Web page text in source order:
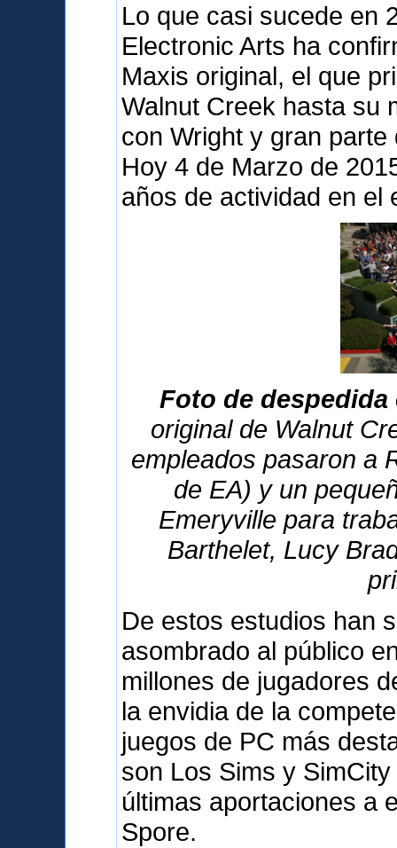
Lo que casi sucede en
Electronic Arts ha
Maxis original, el que
Walnut Creek hasta su
con Wright y gran
Hoy 4 de Marzo de
años de actividad en el
Foto de despedida
original de Walnut
empleados pasaron a
de EA) y un
Emeryville para
Barthelet, Lucy
De estos estudios han
asombrado al público
millones de jugadores
la envidia de la
juegos de PC más
son Los Sims y
últimas aportaciones a
Spore.